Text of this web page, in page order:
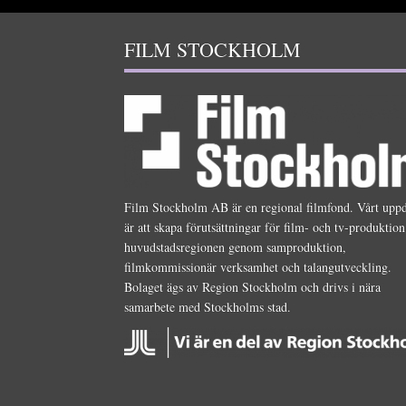
FILM STOCKHOLM
Film Stockholm AB är en regional filmfond. Vårt
är att skapa förutsättningar för film- och tv-
huvudstadsregionen genom samproduktion,
filmkommissionär verksamhet och talangutveckling.
Bolaget ägs av Region Stockholm och drivs i nära
samarbete med Stockholms stad.